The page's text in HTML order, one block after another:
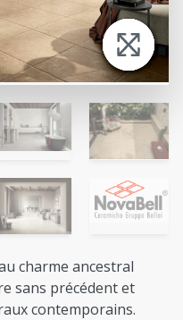
charme ancestral
sans précédent et
contemporains.